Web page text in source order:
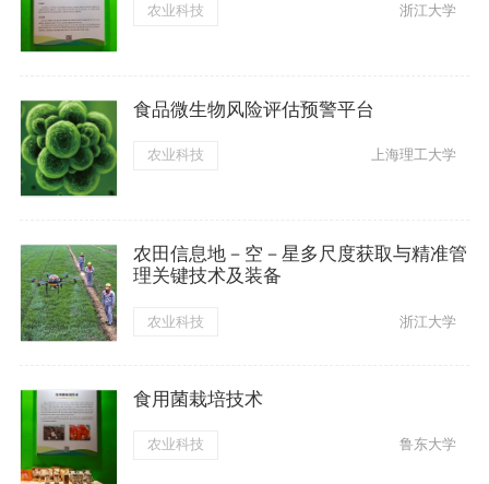
农业科技 浙江大学
食品微生物风险评估预警平台
农业科技 上海理工大学
农田信息地－空－星多尺度获取与精准管
理关键技术及装备
农业科技 浙江大学
食用菌栽培技术
农业科技 鲁东大学